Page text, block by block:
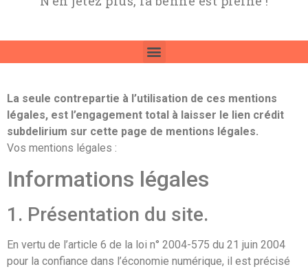
La seule contrepartie à l’utilisation de ces mentions
légales, est l’engagement total à laisser le lien crédit
subdelirium sur cette page de mentions légales.
Vos mentions légales :
Informations légales
1. Présentation du site.
En vertu de l’article 6 de la loi n° 2004-575 du 21 juin 2004
pour la confiance dans l’économie numérique, il est précisé